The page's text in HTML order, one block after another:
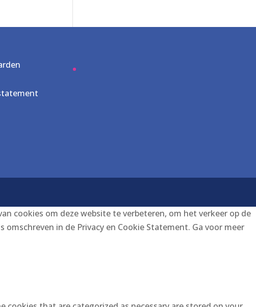
cookies om deze website te verbeteren, om het verkeer op de
in de Privacy en Cookie Statement. Ga voor meer